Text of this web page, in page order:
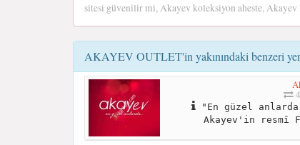
sitesi güvenilir mi, Akayev koleksiyon aheste,
AKAYEV OUTLET'in yakınındaki benzeri
"En güzel
Akayev'in resmî